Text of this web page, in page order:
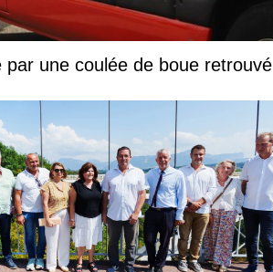
une coulée de boue retrouvé